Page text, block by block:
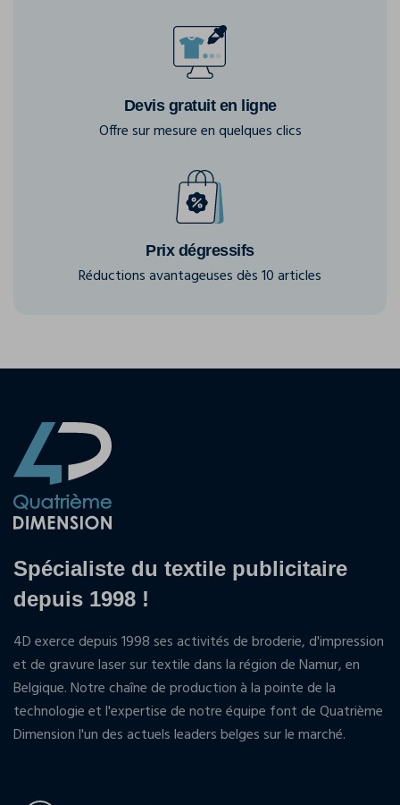
Devis gratuit en ligne
Offre sur mesure en quelques clics
Prix dégressifs
Réductions avantageuses dès 10 articles
Spécialiste du textile publicitaire
depuis 1998 !
4D exerce depuis 1998 ses activités de broderie, d'impression
et de gravure laser sur textile dans la région de Namur, en
Belgique. Notre chaîne de production à la pointe de la
technologie et l'expertise de notre équipe font de Quatrième
Dimension l'un des actuels leaders belges sur le marché.